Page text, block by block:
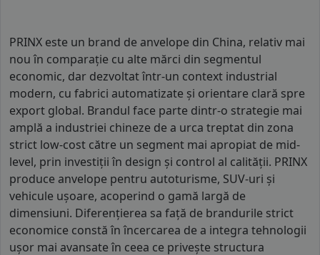
PRINX este un brand de anvelope din China, relativ mai
nou în comparație cu alte mărci din segmentul
economic, dar dezvoltat într-un context industrial
modern, cu fabrici automatizate și orientare clară spre
export global. Brandul face parte dintr-o strategie mai
amplă a industriei chineze de a urca treptat din zona
strict low-cost către un segment mai apropiat de mid-
level, prin investiții în design și control al calității. PRINX
produce anvelope pentru autoturisme, SUV-uri și
vehicule ușoare, acoperind o gamă largă de
dimensiuni. Diferențierea sa față de brandurile strict
economice constă în încercarea de a integra tehnologii
ușor mai avansate în ceea ce privește structura